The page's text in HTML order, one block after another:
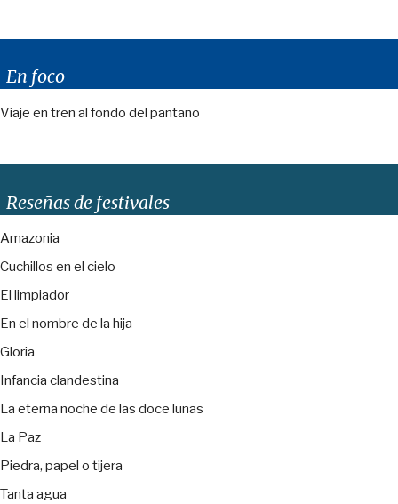
En foco
Viaje en tren al fondo del pantano
Reseñas de festivales
Amazonia
Cuchillos en el cielo
El limpiador
En el nombre de la hija
Gloria
Infancia clandestina
La eterna noche de las doce lunas
La Paz
Piedra, papel o tijera
Tanta agua